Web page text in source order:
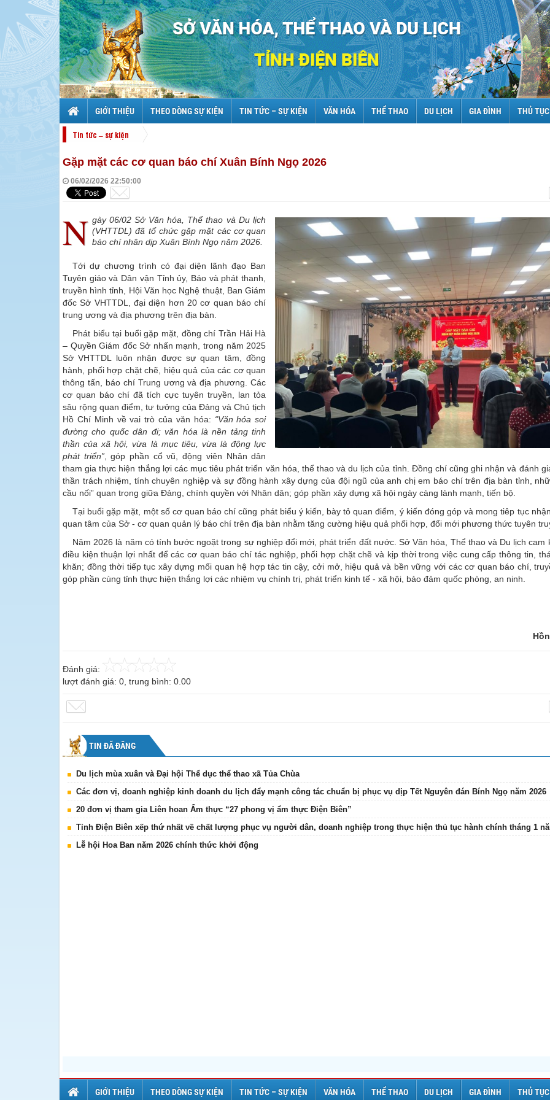
GIỚI THIỆU THEO DÒNG SỰ KIỆN TIN TỨC – SỰ KIỆN VĂN HÓA THỂ THAO DU LỊCH GIA ĐÌNH THỦ
Tin tức – sự kiện
Gặp mặt các cơ quan báo chí Xuân Bính Ngọ 2026
06/02/2026 22:50:00
N gày 06/02 Sở Văn hóa, Thể thao và Du lịch
(VHTTDL) đã tổ chức gặp mặt các cơ quan
báo chí nhân dịp Xuân Bính Ngọ năm 2026.
Tới dự chương trình có đại diện lãnh đạo Ban
Tuyên giáo và Dân vận Tỉnh ủy, Báo và phát thanh,
truyền hình tỉnh, Hội Văn học Nghệ thuật, Ban Giám
đốc Sở VHTTDL, đại diện hơn 20 cơ quan báo chí
trung ương và địa phương trên địa bàn.
Phát biểu tại buổi gặp mặt, đồng chí Trần Hải Hà
– Quyền Giám đốc Sở nhấn mạnh, trong năm 2025
Sở VHTTDL luôn nhận được sự quan tâm, đồng
hành, phối hợp chặt chẽ, hiệu quả của các cơ quan
thông tấn, báo chí Trung ương và địa phương. Các
cơ quan báo chí đã tích cực tuyên truyền, lan tỏa
sâu rộng quan điểm, tư tưởng của Đảng và Chủ tịch
Hồ Chí Minh về vai trò của văn hóa: “Văn hóa soi
đường cho quốc dân đi; văn hóa là nền tảng tinh
thần của xã hội, vừa là mục tiêu, vừa là động lực
phát triển”, góp phần cổ vũ, động viên Nhân dân
tham gia thực hiện thắng lợi các mục tiêu phát triển văn hóa, thể thao và du lịch của tỉnh. Đồng chí cũng ghi nhận và đánh
thần trách nhiệm, tính chuyên nghiệp và sự đồng hành xây dựng của đội ngũ của anh chị em báo chí trên địa bàn tỉnh,
cầu nối” quan trọng giữa Đảng, chính quyền với Nhân dân; góp phần xây dựng xã hội ngày càng lành mạnh, tiến bộ.
Tại buổi gặp mặt, một số cơ quan báo chí cũng phát biểu ý kiến, bày tỏ quan điểm, ý kiến đóng góp và mong tiêp tục
quan tâm của Sở - cơ quan quản lý báo chí trên địa bàn nhằm tăng cường hiệu quả phối hợp, đổi mới phương thức tuyên
Năm 2026 là năm có tính bước ngoặt trong sự nghiệp đổi mới, phát triển đất nước. Sở Văn hóa, Thể thao và Du lịch cam
điều kiện thuận lợi nhất để các cơ quan báo chí tác nghiệp, phối hợp chặt chẽ và kịp thời trong việc cung cấp thông tin,
khăn; đồng thời tiếp tục xây dựng mối quan hệ hợp tác tin cậy, cởi mở, hiệu quả và bền vững với các cơ quan báo chí,
góp phần cùng tỉnh thực hiện thắng lợi các nhiệm vụ chính trị, phát triển kinh tế - xã hội, bảo đảm quốc phòng, an ninh.
Đánh giá:
lượt đánh giá: 0 , trung bình: 0.00
TIN ĐÃ ĐĂNG
Du lịch mùa xuân và Đại hội Thể dục thể thao xã Tủa Chùa
Các đơn vị, doanh nghiệp kinh doanh du lịch đẩy mạnh công tác chuẩn bị phục vụ dịp Tết Nguyên đán Bính Ngọ năm 2026
20 đơn vị tham gia Liên hoan Ẩm thực “27 phong vị ẩm thực Điện Biên”
Tỉnh Điện Biên xếp thứ nhất về chất lượng phục vụ người dân, doanh nghiệp trong thực hiện thủ tục hành chính tháng 1
Lễ hội Hoa Ban năm 2026 chính thức khởi động
GIỚI THIỆU THEO DÒNG SỰ KIỆN TIN TỨC – SỰ KIỆN VĂN HÓA THỂ THAO DU LỊCH GIA ĐÌNH THỦ